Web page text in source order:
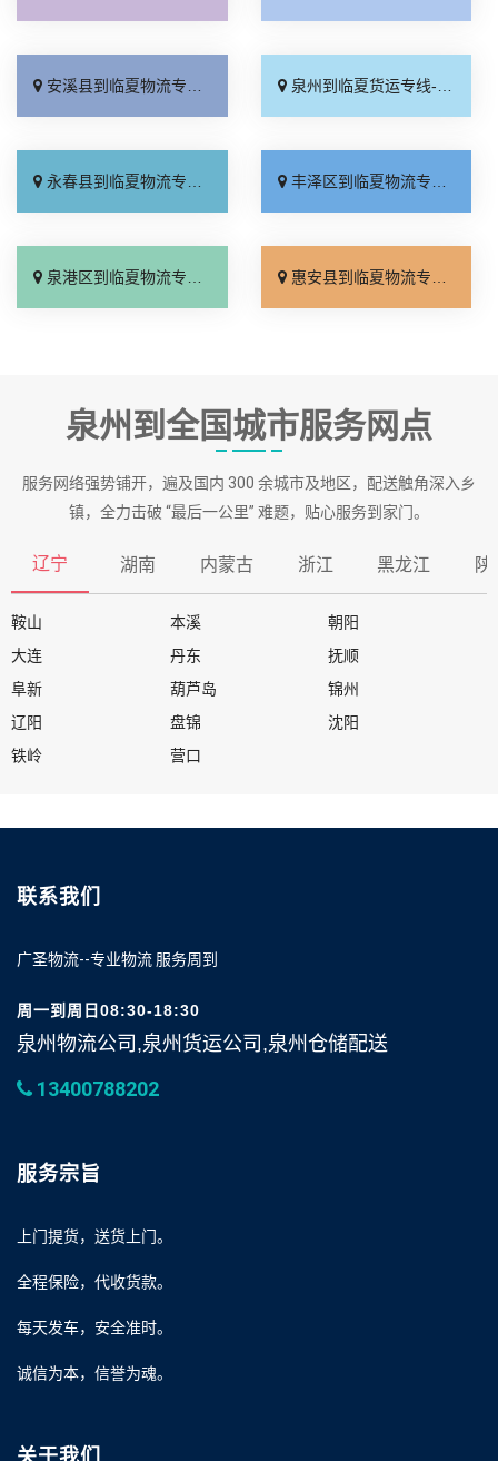
安溪县到临夏物流专线_诚信为先「价格实惠」 泉州到临夏货运专线-泉州到临夏物流公司_全程定位「诚信经营」
永春县到临夏物流专线_高速快运「费用多少」 丰泽区到临夏物流专线_放心物流「准时准点」
泉港区到临夏物流专线_每日发车「诚信为先」 惠安县到临夏物流专线_限时必达「资质齐全」
泉州到全国城市服务网点
服务网络强势铺开，遍及国内 300 余城市及地区，配送触角深入乡
镇，全力击破 “最后一公里” 难题，贴心服务到家门。
辽宁 湖南 内蒙古 浙江 黑龙江 陕
鞍山 本溪
朝阳
大连
丹东
抚顺
阜新
葫芦岛
锦州
辽阳
盘锦
沈阳
铁岭
营口
联系我们
广圣物流--专业物流 服务周到
周一到周日08:30-18:30
泉州物流公司,泉州货运公司,泉州仓储配送
13400788202
服务宗旨
上门提货，送货上门。
全程保险，代收货款。
每天发车，安全准时。
诚信为本，信誉为魂。
关于我们